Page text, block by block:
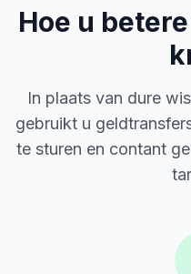
Hoe u
In plaats van dure
gebruikt u
te sturen en contant